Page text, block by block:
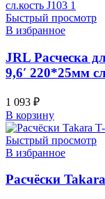
Быстрый просмотр
В избранное
JRL Расческа
9,6′ 220*25мм
1 093 ₽
В корзину
Быстрый просмотр
В избранное
Расчёски